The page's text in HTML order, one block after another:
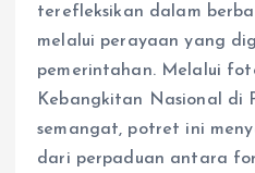
terefleksikan dalam
melalui perayaan yang
pemerintahan. Melalui
Kebangkitan Nasional di
semangat, potret ini
dari perpaduan antara